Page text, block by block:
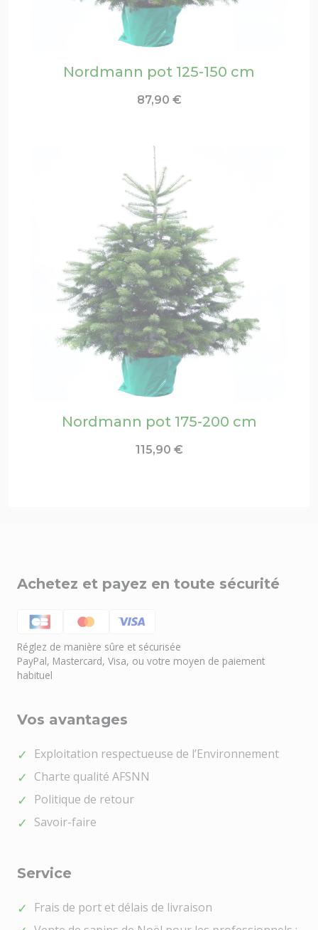
Nordmann pot 125-150 cm
87,90 €
Nordmann pot 175-200 cm
115,90 €
Achetez et payez en toute sécurité
Réglez de manière sûre et sécurisée
PayPal, Mastercard, Visa, ou votre moyen de paiement
habituel
Vos avantages
Exploitation respectueuse de l’Environnement
Charte qualité AFSNN
Politique de retour
Savoir-faire
Service
Frais de port et délais de livraison